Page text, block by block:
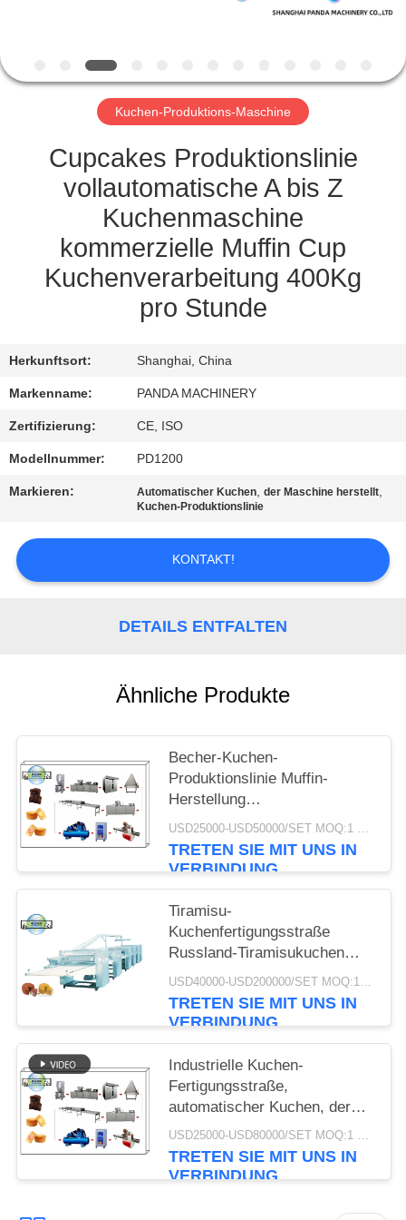
SIE
MIT
VERBINDUNG
NACHRICHTEN
EIN
ZITAT
PRIVACY
POLICY
Kuchen-Produktions-Maschine
Cupcakes Produktionslinie
vollautomatische A bis Z
Kuchenmaschine
kommerzielle Muffin Cup
Kuchenverarbeitung 400Kg
pro Stunde
Herkunftsort: Shanghai, China
Markenname: PANDA MACHINERY
Zertifizierung: CE, ISO
Modellnummer: PD1200
Markieren: Automatischer Kuchen,der Maschine herstellt,
Kuchen-Produktionslinie
KONTAKT!
DETAILS ENTFALTEN
Ähnliche Produkte
Becher-Kuchen-
Produktionslinie Muffin-
Herstellung
Verarbeitungsmaschinen
Becher-Kuchen-
Formmaschine Kuchen-
TRETEN SIE MIT UNS IN
VERBINDUNG
Tiramisu-
Kuchenfertigungsstraße
Russland-Tiramisukuchen
Herstellungs-
Ausrüstung/Kuchen-
Werkzeugmaschine
USD40000-USD200000/SET MOQ:1 Satz
TRETEN SIE MIT UNS IN
VERBINDUNG
Industrielle Kuchen-
Fertigungsstraße,
automatischer Kuchen, der
Maschine wirtschaftlich
herstellt
USD25000-USD80000/SET MOQ:1 Satz
TRETEN SIE MIT UNS IN
VERBINDUNG